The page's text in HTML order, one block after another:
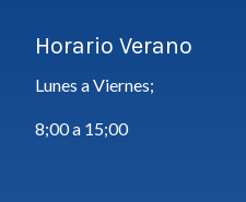
Horario Verano
Lunes a Viernes;
8;00 a 15;00